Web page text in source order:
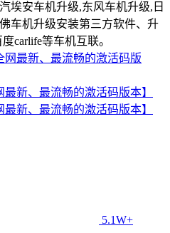
埃安车机升级,东风车机升级,日
车机升级安装第三方软件、升
carlife等车机互联。
新、最流畅的激活码版本】
新、最流畅的激活码版本】
5.1W+